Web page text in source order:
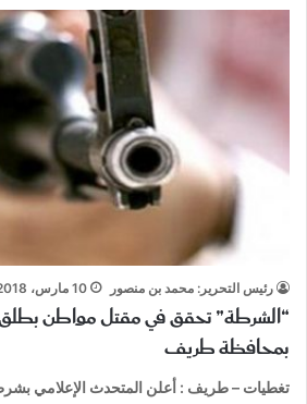
رئيس التحرير: محمد بن منصور 10 مارس، 2018
“الشرطة” تحقق في مقتل مواطن
بمحافظة طريف
تغطيات – طريف : أعلن المتحدث الإعلامي